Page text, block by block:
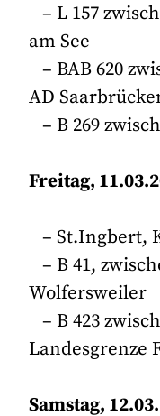
– L 157
am See
– BAB 620
AD
– B 269
Freitag,
– St.Ingbert,
– B 41,
Wolfersweiler
– B 423
Landesgrenze
Samstag,